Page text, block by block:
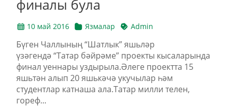
финалы була
10 май 2016 Язмалар Admin
Бүген Чаллының “Шатлык” яшьләр
үзәгендә “Татар бәйрәме” проекты кысаларында
финал уеннары уздырыла.Әлеге проектта 15
яшьтән алып 20 яшькәчә укучылар һәм
студентлар катнаша ала.Татар милли телен,
гореф...